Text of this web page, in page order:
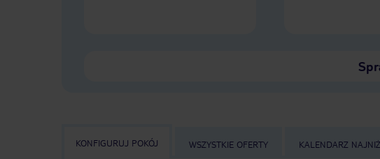
KONFIGURUJ POKÓJ WSZYSTKIE OFERTY KALENDARZ